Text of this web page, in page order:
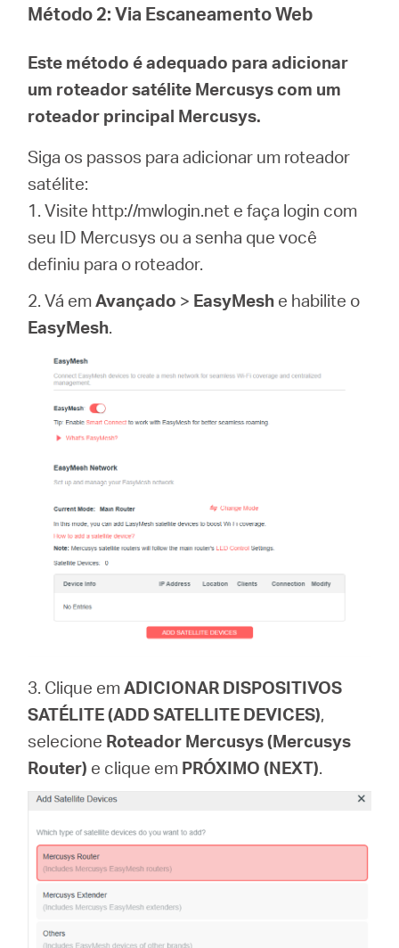
Método 2:Via Escaneamento Web
Este método é adequado para adicionar
um roteador satélite Mercusys com um
roteador principal Mercusys.
Siga os passos para adicionar um roteador
satélite:
1. Visite http://mwlogin.net e faça login com
seu ID Mercusys ou a senha que você
definiu para o roteador.
2. Vá emAvançado > EasyMesh e habilite o
EasyMesh.
3. Clique emADICIONAR DISPOSITIVOS
SATÉLITE (ADD SATELLITE DEVICES),
selecione Roteador Mercusys (Mercusys
Router) e clique em PRÓXIMO (NEXT).